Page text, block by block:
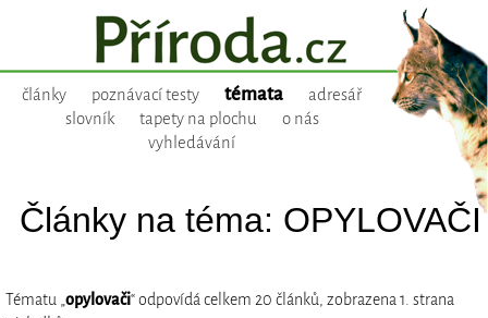
články poznávací testy témata
adresář
slovník
tapety na plochu
o nás
vyhledávání
Články na téma: OPYLOVAČI
Tématu „opylovači“ odpovídá celkem 20 článků, zobrazena 1. strana